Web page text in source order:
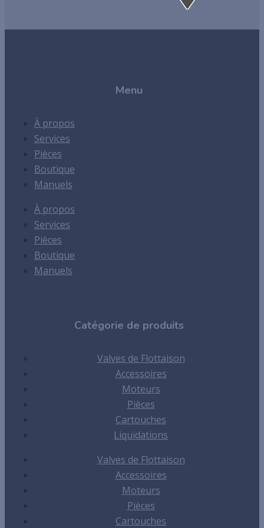
Menu
À propos
Services
Pièces
Boutique
Manuels
À propos
Services
Pièces
Boutique
Manuels
Catégorie de produits
Valves de Flottaison
Accessoires
Moteurs
Pièces
Cartouches
Liquidations
Valves de Flottaison
Accessoires
Moteurs
Pièces
Cartouches